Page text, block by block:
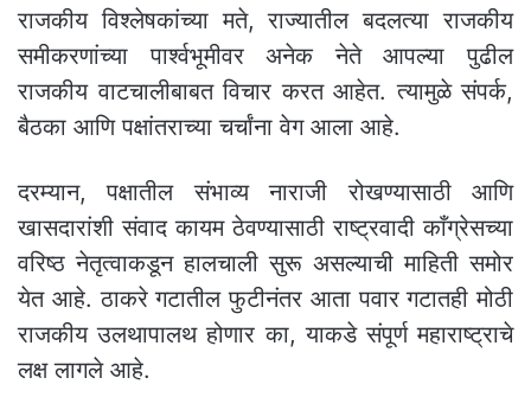
राजकीय विश्लेषकांच्या मते, राज्यातील बदलत्या राजकीय
समीकरणांच्या पार्श्वभूमीवर अनेक नेते आपल्या पुढील
राजकीय वाटचालीबाबत विचार करत आहेत. त्यामुळे संपर्क,
बैठका आणि पक्षांतराच्या चर्चांना वेग आला आहे.
दरम्यान, पक्षातील संभाव्य नाराजी रोखण्यासाठी आणि
खासदारांशी संवाद कायम ठेवण्यासाठी राष्ट्रवादी काँग्रेसच्या
वरिष्ठ नेतृत्वाकडून हालचाली सुरू असल्याची माहिती समोर
येत आहे. ठाकरे गटातील फुटीनंतर आता पवार गटातही मोठी
राजकीय उलथापालथ होणार का, याकडे संपूर्ण महाराष्ट्राचे
लक्ष लागले आहे.